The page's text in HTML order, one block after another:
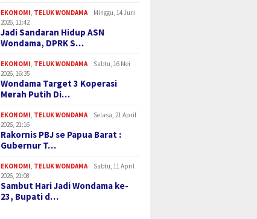
EKONOMI TELUK WONDAMA
Minggu, 14 Juni
2026, 11:42
Jadi Sandaran Hidup ASN
Wondama, DPRK S…
EKONOMI TELUK WONDAMA
Sabtu, 16 Mei
2026, 16:35
Wondama Target 3 Koperasi
Merah Putih Di…
EKONOMI TELUK WONDAMA
Selasa, 21 April
2026, 21:16
Rakornis PBJ se Papua Barat :
Gubernur T…
EKONOMI TELUK WONDAMA
Sabtu, 11 April
2026, 21:08
Sambut Hari Jadi Wondama ke-
23, Bupati d…